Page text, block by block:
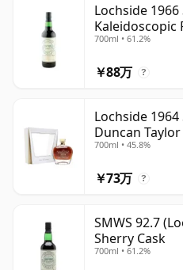
Lochside 1966
Kaleidoscopic
700ml • 61.2%
￥88万 ?
Lochside
Duncan Taylor
700ml • 45.8%
￥73万 ?
SMWS 92.7
Sherry Cask
700ml • 61.2%